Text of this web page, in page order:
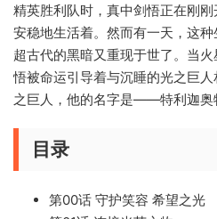
精英胜利队时，真中剑悟正在刚
安稳地生活着。然而有一天，这
超古代的黑暗又重现于世了。当
悟被命运引导着与沉睡的光之巨
之巨人，他的名字是——特利迦奥
目录
第00话 守护笑容 希望之光